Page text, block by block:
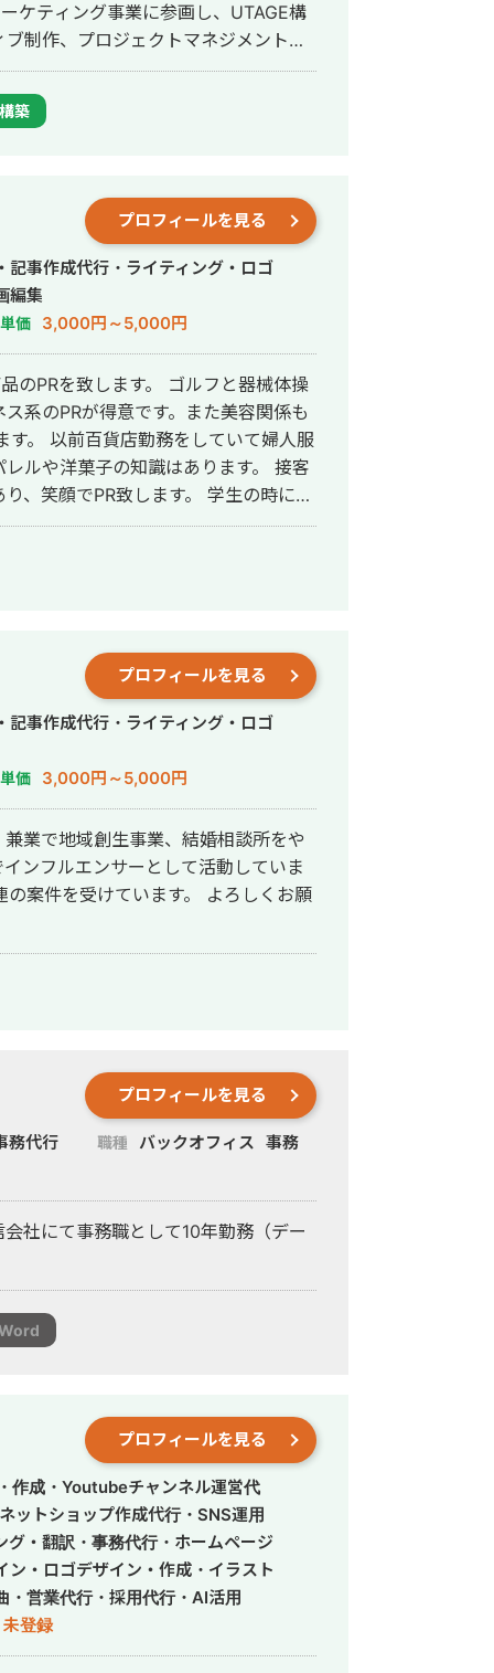
ケティング事業に参画し、UTAGE構
制作、プロジェクトマネジメントを
築
プロフィールを見る
記事作成代行・ライティング・ロゴ
編集
価 3,000円～5,000円
のPRを致します。 ゴルフと器械体操
系のPRが得意です。また美容関係も
婦人服
ルや洋菓子の知識はあります。 接客
PR致します。 学生の時に秘
や総務の経
プロフィールを見る
記事作成代行・ライティング・ロゴ
価 3,000円～5,000円
業で地域創生事業、結婚相談所をや
ンフルエンサーとして活動していま
けています。 よろしくお願
プロフィールを見る
務代行 職種 バックオフィス 事務
社にて事務職として10年勤務（デー
プロフィールを見る
作成・Youtubeチャンネル運営代
ットショップ作成代行・SNS運用
・翻訳・事務代行・ホームページ
・ロゴデザイン・作成・イラスト
・営業代行・採用代行・AI活用
未登録